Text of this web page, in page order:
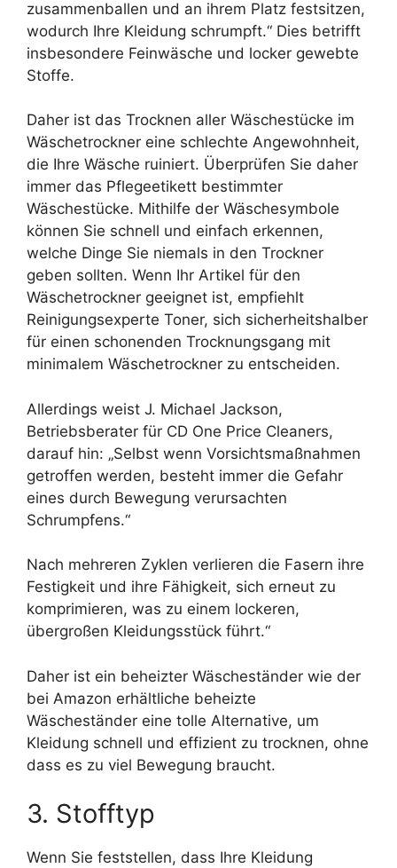
zusammenballen und an ihrem Platz festsitzen,
wodurch Ihre Kleidung schrumpft.“ Dies betrifft
insbesondere Feinwäsche und locker gewebte
Stoffe.
Daher ist das Trocknen aller Wäschestücke im
Wäschetrockner eine schlechte Angewohnheit,
die Ihre Wäsche ruiniert. Überprüfen Sie daher
immer das Pflegeetikett bestimmter
Wäschestücke. Mithilfe der Wäschesymbole
können Sie schnell und einfach erkennen,
welche Dinge Sie niemals in den Trockner
geben sollten. Wenn Ihr Artikel für den
Wäschetrockner geeignet ist, empfiehlt
Reinigungsexperte Toner, sich sicherheitshalber
für einen schonenden Trocknungsgang mit
minimalem Wäschetrockner zu entscheiden.
Allerdings weist J. Michael Jackson,
Betriebsberater für CD One Price Cleaners,
darauf hin: „Selbst wenn Vorsichtsmaßnahmen
getroffen werden, besteht immer die Gefahr
eines durch Bewegung verursachten
Schrumpfens.“
Nach mehreren Zyklen verlieren die Fasern ihre
Festigkeit und ihre Fähigkeit, sich erneut zu
komprimieren, was zu einem lockeren,
übergroßen Kleidungsstück führt.“
Daher ist ein beheizter Wäscheständer wie der
bei Amazon erhältliche beheizte
Wäscheständer eine tolle Alternative, um
Kleidung schnell und effizient zu trocknen, ohne
dass es zu viel Bewegung braucht.
3. Stofftyp
Wenn Sie feststellen, dass Ihre Kleidung